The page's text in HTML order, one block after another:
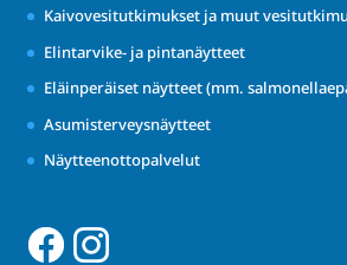
Kaivovesitutkimukset ja muut
Elintarvike- ja pintanäytteet
Eläinperäiset näytteet (mm.
Asumisterveysnäytteet
Näytteenottopalvelut